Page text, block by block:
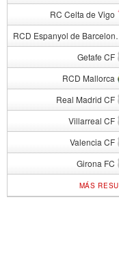
RC Celta de Vigo
RCD
Getafe CF
RCD Mallorca
Real Madrid CF
Villarreal CF
Valencia CF
Girona FC
MÁS